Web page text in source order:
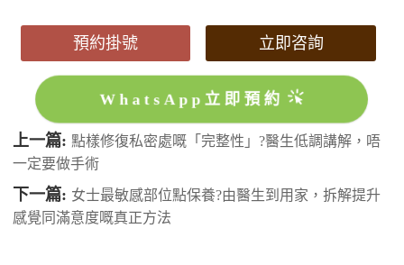
預約掛號 立即咨詢
WhatsApp立即預約
上一篇: 點樣修復私密處嘅「完整性」?醫生低調講解，唔
一定要做手術
下一篇: 女士最敏感部位點保養?由醫生到用家，拆解提升
感覺同滿意度嘅真正方法